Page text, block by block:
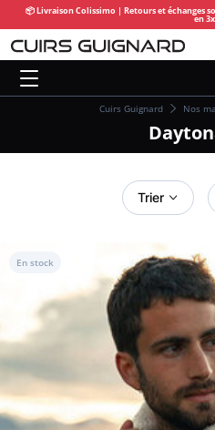
📦 Livraison Colissimo | Retours et échanges
en 3x
Cuirs Guignard Nos
Trier
En stock